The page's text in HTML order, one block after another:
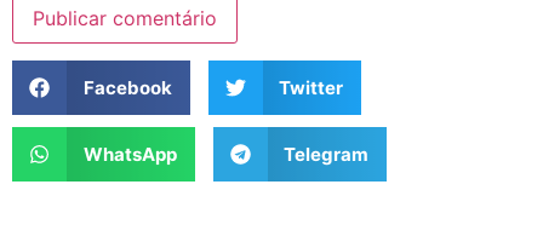
Facebook Twitter
WhatsApp Telegram